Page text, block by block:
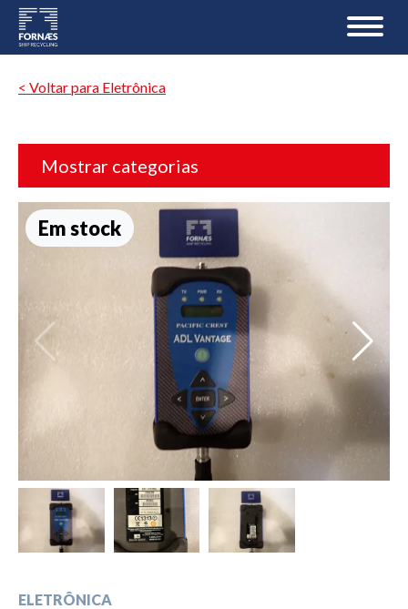
< Voltar para Eletrônica
Mostrar categorias
Em stock
ELETRÔNICA